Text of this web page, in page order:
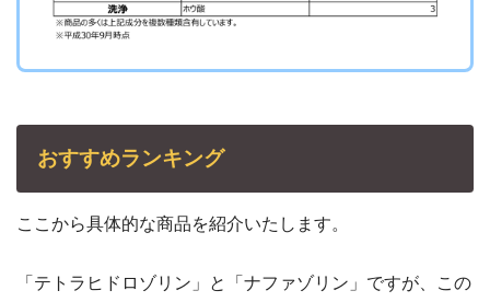
おすすめランキング
ここから具体的な商品を紹介いたします。
「テトラヒドロゾリン」と「ナファゾリン」ですが、この